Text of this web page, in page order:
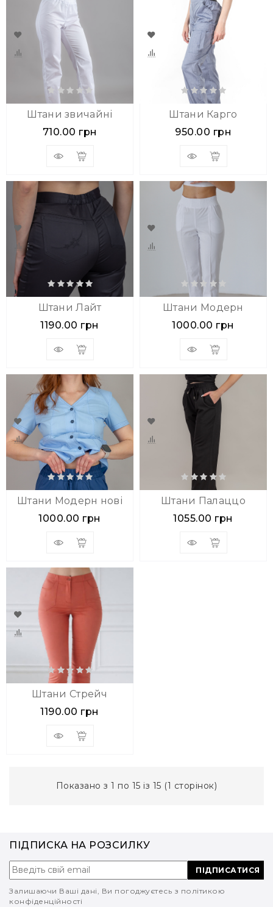
Штани звичайні
710.00 грн
Штани Карго
950.00 грн
Штани Лайт
1190.00 грн
Штани Модерн
1000.00 грн
Штани Модерн нові
1000.00 грн
Штани Палаццо
1055.00 грн
Штани Стрейч
1190.00 грн
Показано з 1 по 15 із 15 (1 сторінок)
ПІДПИСКА НА РОЗСИЛКУ
ПІДПИСАТИСЯ
Залишаючи Ваші дані, Ви погоджуєтесь з політикою
конфіденційності